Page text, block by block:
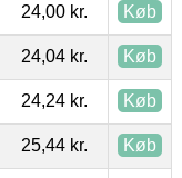
24,00 kr. Køb
24,04 kr. Køb
24,24 kr. Køb
25,44 kr. Køb